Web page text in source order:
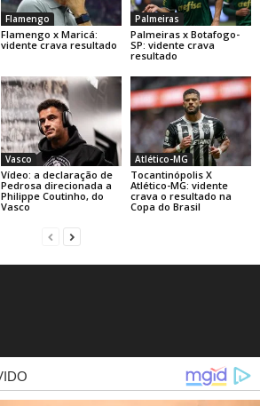
Flamengo
Flamengo x Maricá:
vidente crava resultado
Palmeiras
Palmeiras x Botafogo-
SP: vidente crava
resultado
Vasco
Vídeo: a declaração de
Pedrosa direcionada a
Philippe Coutinho, do
Vasco
Atlético-MG
Tocantinópolis X
Atlético-MG: vidente
crava o resultado na
Copa do Brasil